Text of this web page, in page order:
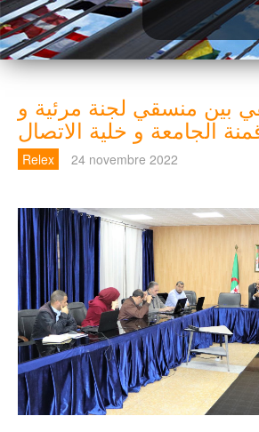
بين منسقي لجنة مرئية و
الجامعة و خلية الاتصال
Relex 24 novembre 2022